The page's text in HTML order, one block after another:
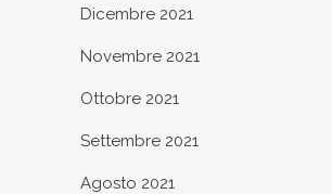
Dicembre 2021
Novembre 2021
Ottobre 2021
Settembre 2021
Agosto 2021